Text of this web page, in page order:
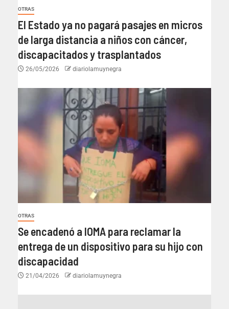
OTRAS
El Estado ya no pagará pasajes en micros
de larga distancia a niños con cáncer,
discapacitados y trasplantados
26/05/2026 diariolamuynegra
OTRAS
Se encadenó a IOMA para reclamar la
entrega de un dispositivo para su hijo con
discapacidad
21/04/2026 diariolamuynegra